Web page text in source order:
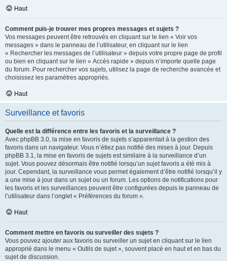
Haut
Comment puis-je trouver mes propres messages et sujets ?
Vos messages peuvent être retrouvés en cliquant sur le lien « Voir vos
messages » dans le panneau de l’utilisateur, en cliquant sur le lien
« Rechercher les messages de l’utilisateur » depuis votre propre page de profil
ou bien en cliquant sur le lien « Accès rapide » depuis n’importe quelle page
du forum. Pour rechercher vos sujets, utilisez la page de recherche avancée et
choisissez les paramètres appropriés.
Haut
Surveillance et favoris
Quelle est la différence entre les favoris et la surveillance ?
Avec phpBB 3.0, la mise en favoris de sujets s’apparentait à la gestion des
favoris dans un navigateur. Vous n’étiez pas notifié des mises à jour. Depuis
phpBB 3.1, la mise en favoris de sujets est similaire à la surveillance d’un
sujet. Vous pouvez désormais être notifié lorsqu’un sujet favoris a été mis à
jour. Cependant, la surveillance vous permet également d’être notifié lorsqu’il y
a une mise à jour dans un sujet ou un forum. Les options de notifications pour
les favoris et les surveillances peuvent être configurées depuis le panneau de
l’utilisateur dans l’onglet « Préférences du forum ».
Haut
Comment mettre en favoris ou surveiller des sujets ?
Vous pouvez ajouter aux favoris ou surveiller un sujet en cliquant sur le lien
approprié dans le menu « Outils de sujet », souvent placé en haut et en bas du
sujet de discussion.